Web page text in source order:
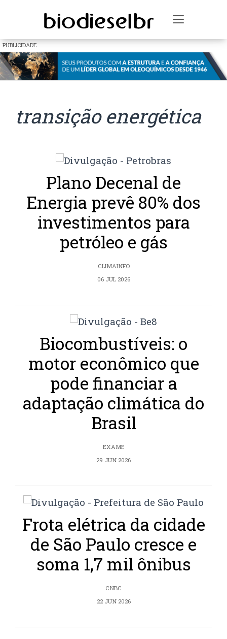
Toggle
PUBLICIDADE
transição energética
Plano Decenal de
Energia prevê 80% dos
investimentos para
petróleo e gás
CLIMAINFO
06 JUL 2026
Biocombustíveis: o
motor econômico que
pode financiar a
adaptação climática do
Brasil
EXAME
29 JUN 2026
Frota elétrica da cidade
de São Paulo cresce e
soma 1,7 mil ônibus
CNBC
22 JUN 2026